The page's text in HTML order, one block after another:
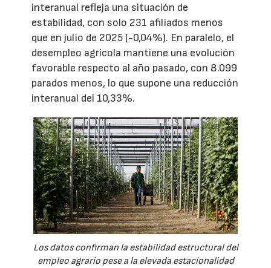
interanual refleja una situación de
estabilidad, con solo 231 afiliados menos
que en julio de 2025 (-0,04%). En paralelo, el
desempleo agrícola mantiene una evolución
favorable respecto al año pasado, con 8.099
parados menos, lo que supone una reducción
interanual del 10,33%.
Los datos confirman la estabilidad estructural del
empleo agrario pese a la elevada estacionalidad